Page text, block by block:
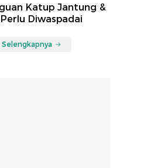
Katup Jantung &
Diwaspadai